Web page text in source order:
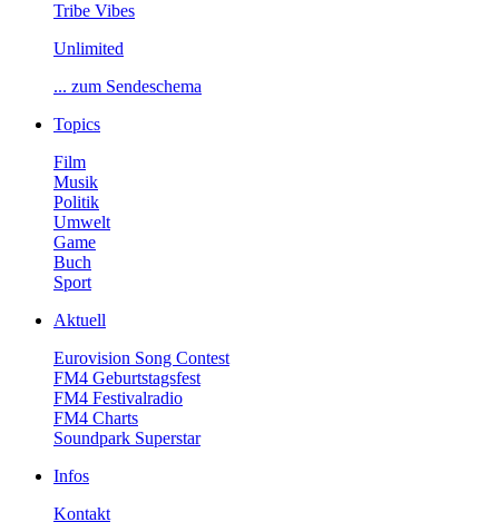
TribeVibes
Unlimited
...zumSendeschema
Topics
Film
Musik
Politik
Umwelt
Game
Buch
Sport
Aktuell
EurovisionSongContest
FM4Geburtstagsfest
FM4Festivalradio
FM4Charts
SoundparkSuperstar
Infos
Kontakt